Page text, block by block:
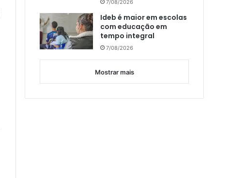
7/08/2026
Ideb é maior em escolas
com educação em
tempo integral
7/08/2026
Mostrar mais